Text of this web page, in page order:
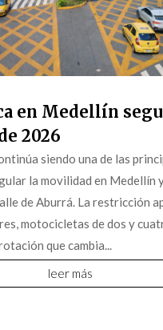
en Medellín
2026
siendo una de las
la movilidad en Medellín
de Aburrá. La restricción
motocicletas de dos y
que cambia...
leer más